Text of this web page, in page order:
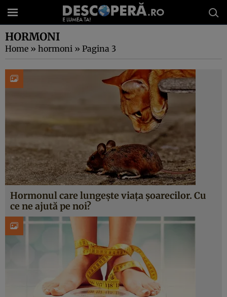
HORMONI
Home » hormoni » Pagina 3
Hormonul care lungește viața șoarecilor. Cu
ce ne ajută pe noi?